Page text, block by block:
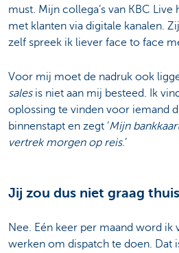
must. Mijn collega’s van KBC
met klanten via digitale kanalen.
zelf spreek ik liever face to face
Voor mij moet de nadruk ook
salesis niet aan mij besteed. Ik
oplossing te vinden voor iemand
binnenstapt en zegt ‘Mijn
vertrek morgen op reis.’
Jij zou dus niet graag
Nee. Eén keer per maand word ik
werken om dispatch te doen. Dat